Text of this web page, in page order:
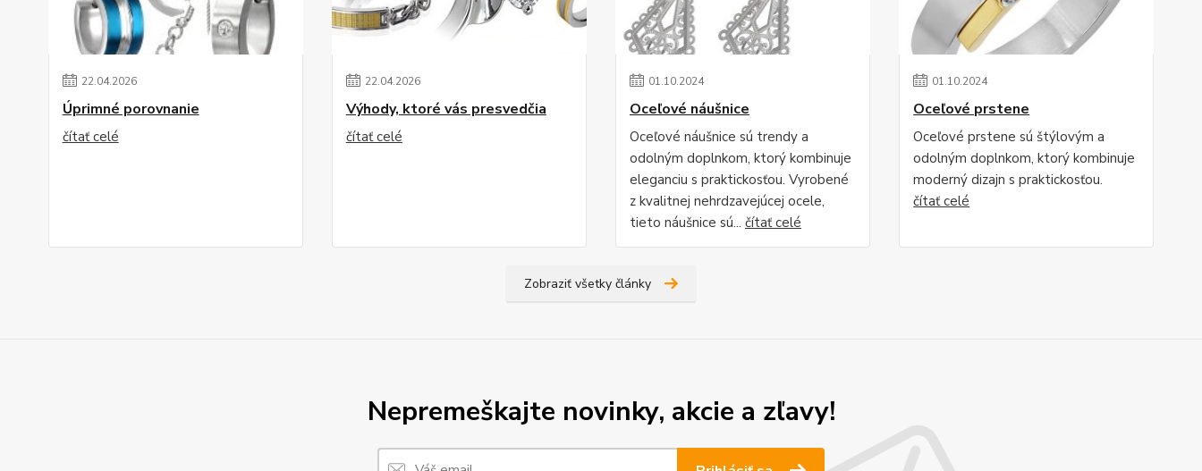
22.04.2026
Úprimné porovnanie
čítať celé
22.04.2026
Výhody, ktoré vás presvedčia
čítať celé
01.10.2024
Oceľové náušnice
Oceľové náušnice sú trendy a
odolným doplnkom, ktorý kombinuje
eleganciu s praktickosťou. Vyrobené
z kvalitnej nehrdzavejúcej ocele,
tieto náušnice sú... čítať celé
01.10.2024
Oceľové prstene
Oceľové prstene sú štýlovým a
odolným doplnkom, ktorý kombinuje
moderný dizajn s praktickosťou.
čítať celé
Zobraziť všetky články
Nepremeškajte novinky, akcie a zľavy!